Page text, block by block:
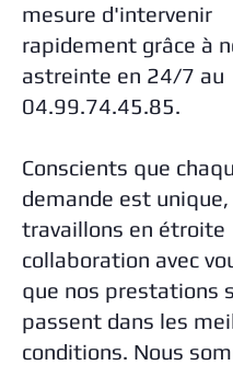
mesure d'intervenir
rapidement grâce à
astreinte en 24/7 au
04.99.74.45.85.
Conscients que
demande est unique,
travaillons en étroite
collaboration avec
que nos prestations
passent dans les
conditions. Nous